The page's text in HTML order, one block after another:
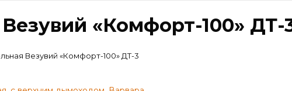
«Комфорт-100» ДТ-
Везувий «Комфорт-100» ДТ-3